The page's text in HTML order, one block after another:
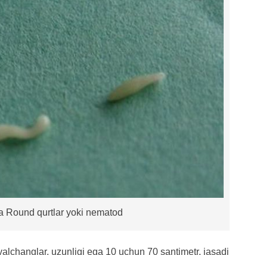
Round qurtlar yoki nematod
uzunligi ega 10 uchun 70 santimetr, jasadi